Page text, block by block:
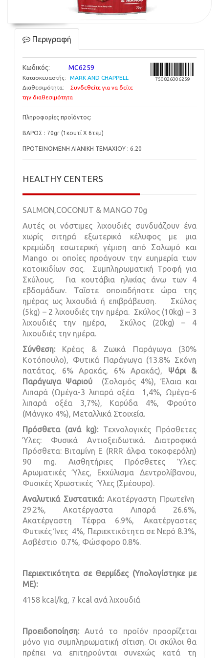
Περιγραφή
Κωδικός: MC6259
Κατασκευαστής:
MARK AND CHAPPELL
Διαθεσιμότητα:
Συνδεθείτε για να δείτε
την διαθεσιμότητα
750826006259
Πληροφορίες προϊόντος:
ΒΑΡΟΣ : 70gr (1κουτί Χ 6τεμ)
ΠΡΟΤΕΙΝΟΜΕΝΗ ΛΙΑΝΙΚΗ ΤΕΜΑΧΙΟΥ : 6.20
HEALTHY CENTERS
SALMON,COCONUT & MANGO 70g
Αυτές οι νόστιμες λιχουδιές συνδυάζουν ένα
χωρίς σιτηρά εξωτερικό κέλυφος με μια
κρεμώδη εσωτερική γέμιση από Σολωμό και
Mango οι οποίες προάγουν την ευημερία των
κατοικιδίων σας. Συμπληρωματική Τροφή για
Σκύλους. Για κουτάβια ηλικίας άνω των 4
εβδομάδων. Ταΐστε οποιαδήποτε ώρα της
ημέρας ως λιχουδιά ή επιβράβευση. Σκύλος
(5kg) – 2 λιχουδιές την ημέρα. Σκύλος (10kg) – 3
λιχουδιές την ημέρα, Σκύλος (20kg) – 4
λιχουδιές την ημέρα.
Σύνθεση: Κρέας & Ζωικά Παράγωγα (30%
Κοτόπουλο), Φυτικά Παράγωγα (13.8% Σκόνη
πατάτας, 6% Αρακάς, 6% Αρακάς), Ψάρι &
Παράγωγα Ψαριού
(Σολομός 4%), Έλαια και
Λιπαρά (Ωμέγα-3 λιπαρά οξέα 1,4%, Ωμέγα-6
λιπαρά οξέα 3,7%), Καρύδα 4%, Φρούτο
(Μάνγκο 4%), Μεταλλικά Στοιχεία.
Πρόσθετα (ανά
kg): Τεχνολογικές Πρόσθετες
Ύλες: Φυσικά Αντιοξειδωτικά. Διατροφικά
Πρόσθετα: Βιταμίνη E (RRR άλφα τοκοφερόλη)
90 mg. Αισθητήριες Πρόσθετες Ύλες:
Αρωματικές Ύλες, Εκχύλισμα Δεντρολίβανου,
Φυσικές Χρωστικές Ύλες (Σμέουρο).
Αναλυτικά Συστατικά: Ακατέργαστη Πρωτεΐνη
29.2%, Ακατέργαστα Λιπαρά 26.6%,
Ακατέργαστη Τέφρα 6.9%, Ακατέργαστες
Φυτικές Ίνες 4%, Περιεκτικότητα σε Νερό 8.3%,
Ασβέστιο 0.7%, Φώσφορο 0.8%.
Περιεκτικότητα σε Θερμίδες (Υπολογίστηκε με
ME):
4158 kcal/kg, 7 kcal ανά λιχουδιά
Προειδοποίηση: Αυτό το προϊόν προορίζεται
μόνο για συμπληρωματική σίτιση. Οι σκύλοι θα
πρέπει να επιτηρούνται συνεχώς κατά τη